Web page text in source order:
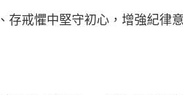
戒懼中堅守初心，增強紀律